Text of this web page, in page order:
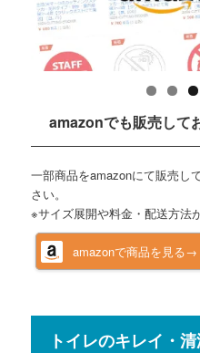
amazonでも販売して
一部商品をamazonにて販売し
さい。
※サイズ展開や料金・配送方法
amazonで商品を見る→
トイレのキレイ・